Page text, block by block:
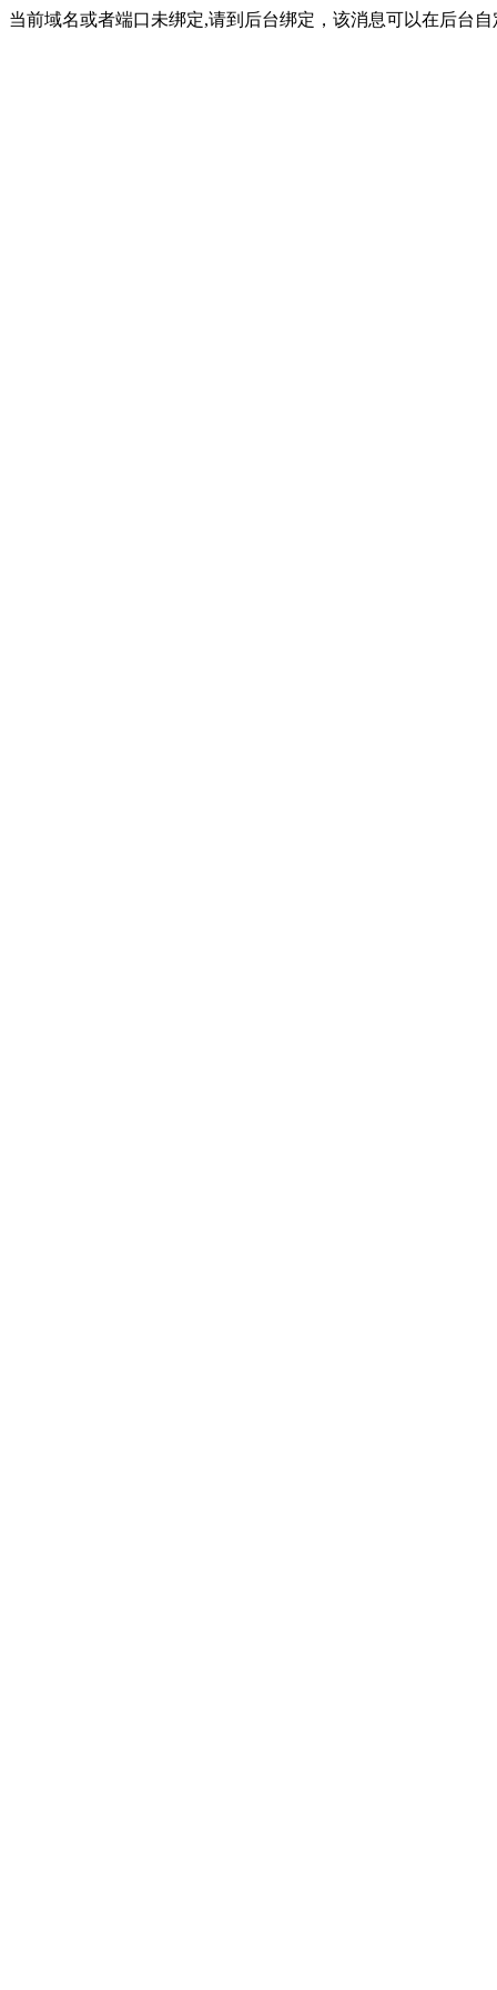
当前域名或者端口未绑定,请到后台绑定，该消息可以在后台自